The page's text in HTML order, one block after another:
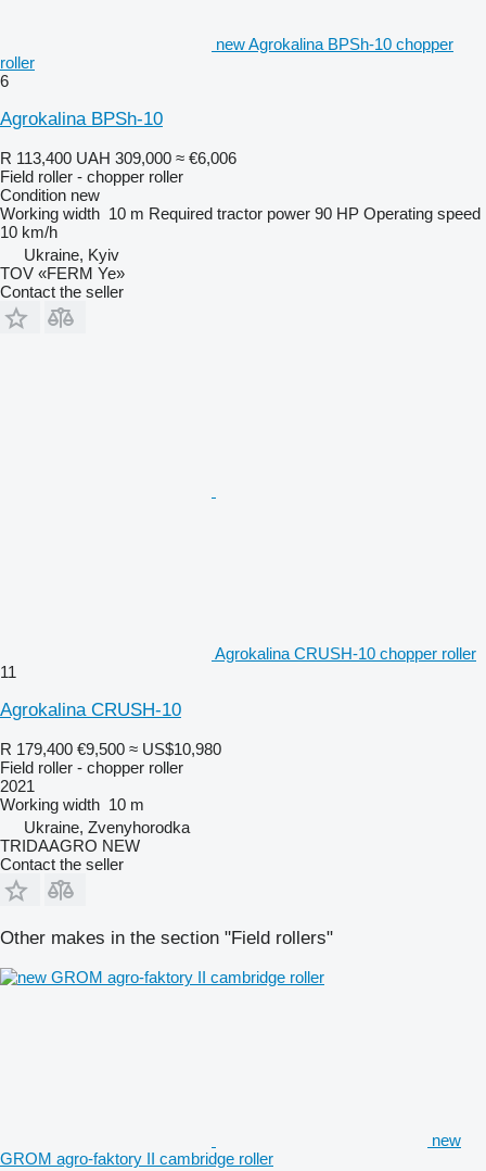
new Agrokalina BPSh-10 chopper
roller
6
Agrokalina BPSh-10
R 113,400 UAH 309,000 ≈ €6,006
Field roller - chopper roller
Condition new
Working width 10 m Required tractor power 90 HP Operating speed
10 km/h
Ukraine, Kyiv
TOV «FERM Ye»
Contact the seller
Agrokalina CRUSH-10 chopper roller
11
Agrokalina CRUSH-10
R 179,400 €9,500 ≈ US$10,980
Field roller - chopper roller
2021
Working width 10 m
Ukraine, Zvenyhorodka
TRIDAAGRO NEW
Contact the seller
Other makes in the section "Field rollers"
new
GROM agro-faktory II cambridge roller